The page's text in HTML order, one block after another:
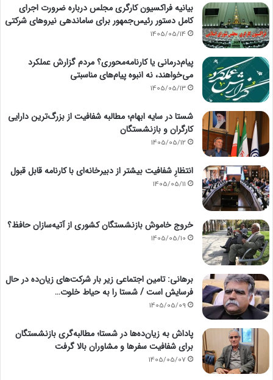
بیانیه فراکسیون کارگری مجلس درباره ضرورت اجرای
کامل دستور رئیس‌جمهور برای ساماندهی نیروهای شرکتی
1405/05/14
پیام‌درمانی یا کارنامه‌محوری؟ مردم گزارش عملکرد
می‌خواهند، نه انبوه پیام‌های مناسبتی
1405/05/13
شستا در سایه ابهام؛ مطالبه شفافیت از بزرگ‌ترین دارایی
کارگران و بازنشستگان
1405/05/12
انتظارِ شفافیت بیشتر از دبیرخانه‌ای با کارنامه قابل قبول
1405/05/11
خروج خاموش بازنشستگان کشوری از آتیه‌سازان حافظ؟
1405/05/10
برهانی: تامین اجتماعی زیر بار شرکت‌های زیان‌ده در حال
فرسایش است / شستا را به حیاط خلوت…
1405/05/09
پاداش به زیان‌ده‌ها در شستا؛ مطالبه‌گری بازنشستگان
برای شفافیت سفرها و مشاوران بالا گرفت
1405/05/07